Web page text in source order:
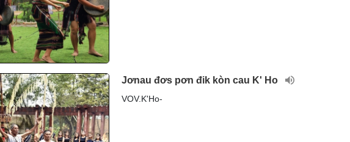
Jơnau đơs pơn đik kòn cau K' Ho
VOV.K'Ho-